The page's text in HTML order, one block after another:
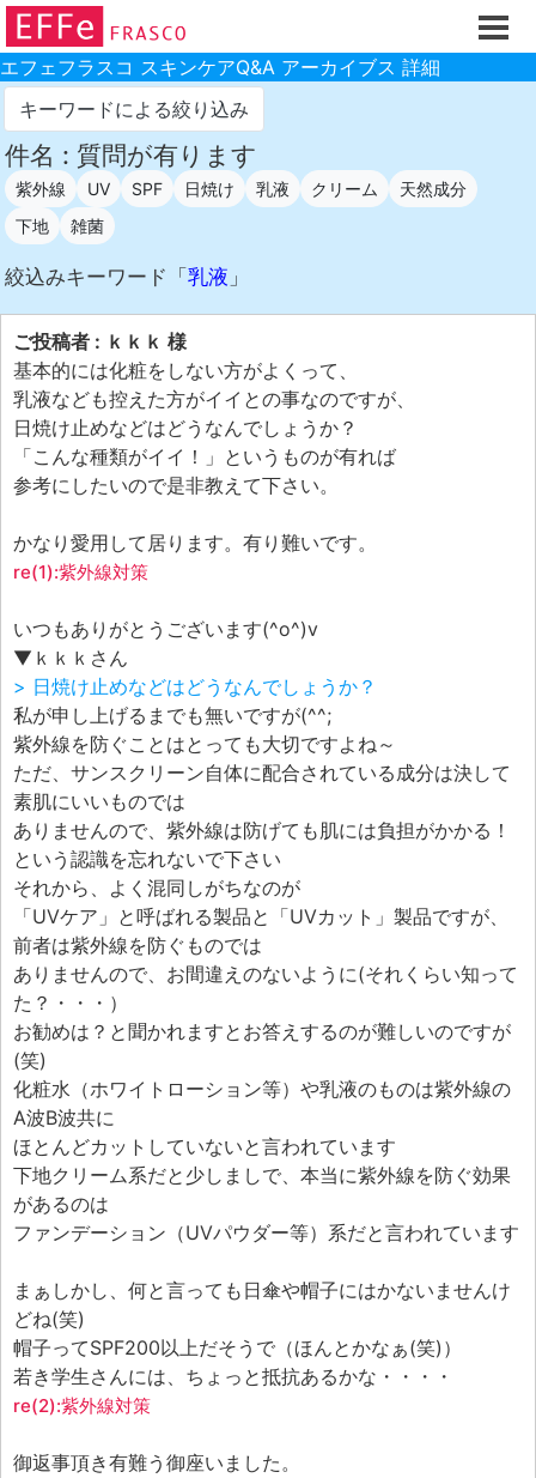
ホーム
ご注文フォーム
初回割引
製品のご案内
お買い物ガイド
スキンケアQ&Aアーカイブス
製品レビュー
スキンケア基礎講座
コスメ辞典 化粧品成分検索
ご購入履歴
ご登録情報
ご紹介(アフェリエイト)制度
エフェ研究所について
お問い合わせフォーム
エフェフラスコ スキンケアQ&A アーカイブス 詳細
キーワードによる絞り込み
件名 : 質問が有ります
紫外線 UV SPF 日焼け 乳液 クリーム
天然成分
下地
雑菌
絞込みキーワード「 乳液 」
ご投稿者 : ｋｋｋ 様
基本的には化粧をしない方がよくって、
乳液なども控えた方がイイとの事なのですが、
日焼け止めなどはどうなんでしょうか？
「こんな種類がイイ！」というものが有れば
参考にしたいので是非教えて下さい。
かなり愛用して居ります。有り難いです。
re(1):紫外線対策
いつもありがとうございます(^o^)v
▼ｋｋｋさん
> 日焼け止めなどはどうなんでしょうか？
私が申し上げるまでも無いですが(^^;
紫外線を防ぐことはとっても大切ですよね～
ただ、サンスクリーン自体に配合されている成分は決して
素肌にいいものでは
ありませんので、紫外線は防げても肌には負担がかかる！
という認識を忘れないで下さい
それから、よく混同しがちなのが
「UVケア」と呼ばれる製品と「UVカット」製品ですが、
前者は紫外線を防ぐものでは
ありませんので、お間違えのないように(それくらい知って
た？・・・）
お勧めは？と聞かれますとお答えするのが難しいのですが
(笑)
化粧水（ホワイトローション等）や乳液のものは紫外線の
A波B波共に
ほとんどカットしていないと言われています
下地クリーム系だと少しましで、本当に紫外線を防ぐ効果
があるのは
ファンデーション（UVパウダー等）系だと言われています
まぁしかし、何と言っても日傘や帽子にはかないませんけ
どね(笑)
帽子ってSPF200以上だそうで（ほんとかなぁ(笑)）
若き学生さんには、ちょっと抵抗あるかな・・・・
re(2):紫外線対策
御返事頂き有難う御座いました。